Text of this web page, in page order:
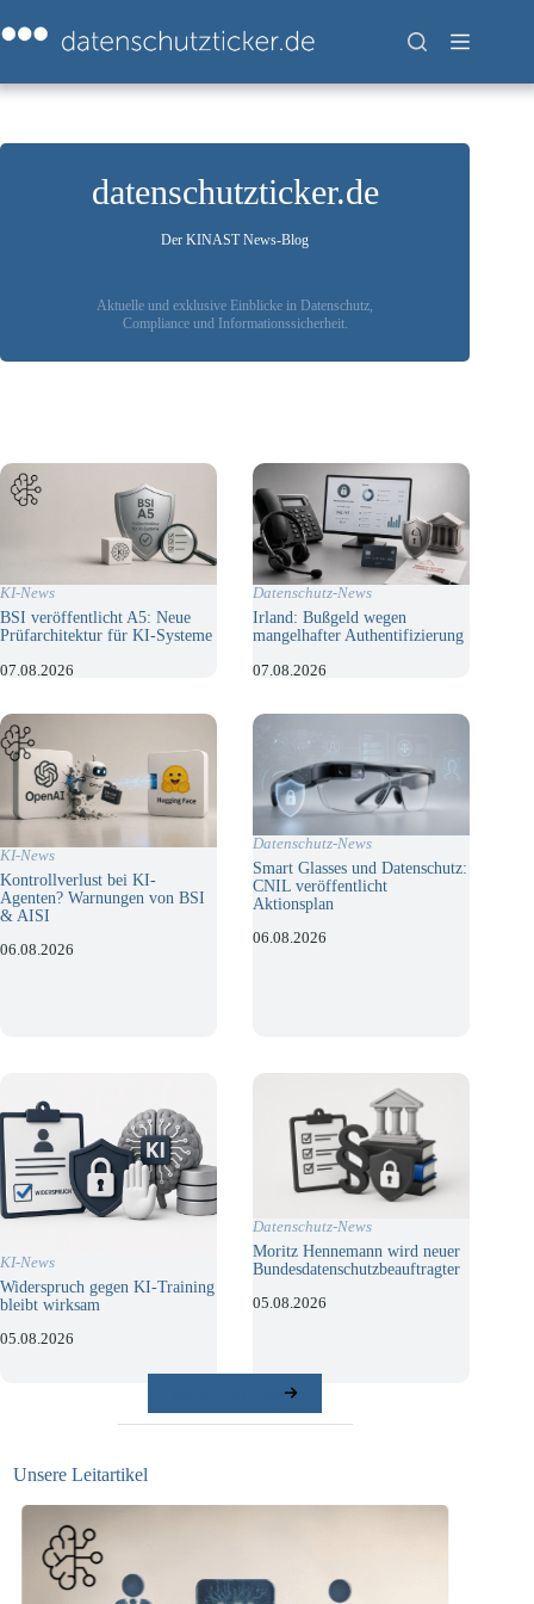
Inhalt
springen
datenschutzticker.de
Der KINAST News-Blog
Aktuelle und exklusive Einblicke in Datenschutz,
Compliance und Informationssicherheit.
KI-News
BSI veröffentlicht A5: Neue
Prüfarchitektur für KI-Systeme
07.08.2026
Datenschutz-News
Irland: Bußgeld wegen
mangelhafter Authentifizierung
07.08.2026
KI-News
Kontrollverlust bei KI-
Agenten? Warnungen von BSI
& AISI
06.08.2026
Datenschutz-News
Smart Glasses und Datenschutz:
CNIL veröffentlicht
Aktionsplan
06.08.2026
KI-News
Widerspruch gegen KI-Training
bleibt wirksam
05.08.2026
Datenschutz-News
Moritz Hennemann wird neuer
Bundesdatenschutzbeauftragter
05.08.2026
Unsere Leitartikel